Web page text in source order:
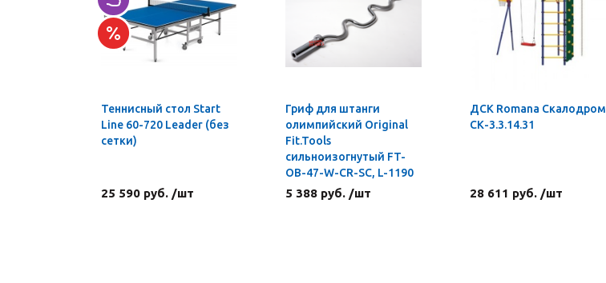
Теннисный стол Start
Line 60-720 Leader (без
сетки)
25 590 руб. /шт
Гриф для штанги
олимпийский Original
Fit.Tools
сильноизогнутый FT-
OB-47-W-CR-SC, L-1190
мм, замки
5 388 руб. /шт
ДСК Romana Скалодром
СК-3.3.14.31
28 611 руб. /шт